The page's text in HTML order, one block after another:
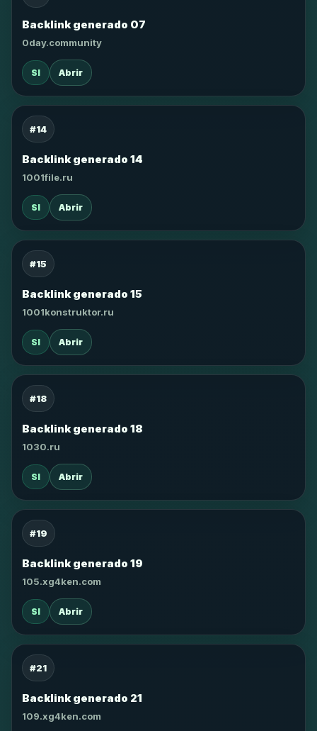
Backlink generado 07
0day.community
SI Abrir
#14
Backlink generado 14
1001file.ru
SI Abrir
#15
Backlink generado 15
1001konstruktor.ru
SI Abrir
#18
Backlink generado 18
1030.ru
SI Abrir
#19
Backlink generado 19
105.xg4ken.com
SI Abrir
#21
Backlink generado 21
109.xg4ken.com